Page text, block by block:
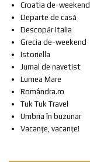
Croatia de-weekend
Departe de casă
Descopăr Italia
Grecia de-weekend
Istoriella
Jurnal de navetist
Lumea Mare
Romândra.ro
Tuk Tuk Travel
Umbria în buzunar
Vacanțe, vacanțe!